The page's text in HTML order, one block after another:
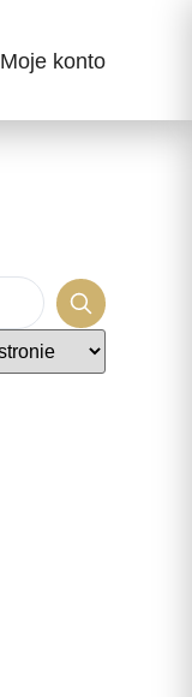
Moje konto